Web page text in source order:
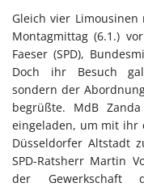
Gleich vier
Montagmittag (6.1.)
Faeser (SPD),
Doch ihr Besuch
sondern der
begrüßte. MdB
eingeladen, um mit ihr
Düsseldorfer Altstadt
SPD-Ratsherr Martin
der Gewerkschaft